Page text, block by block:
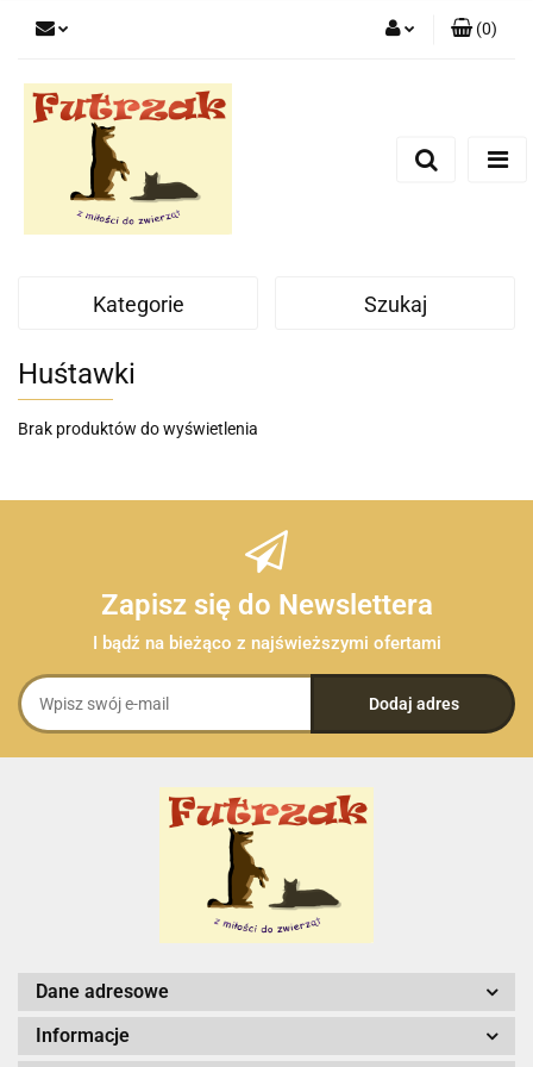
(0)
Kategorie Szukaj
Huśtawki
Brak produktów do wyświetlenia
Zapisz się do Newslettera
I bądź na bieżąco z najświeższymi ofertami
Dane adresowe
Informacje